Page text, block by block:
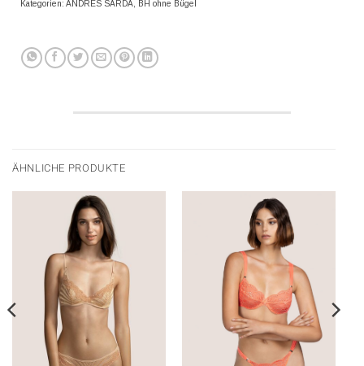
Kategorien: ANDRES SARDA BH ohne Bügel
ÄHNLICHE PRODUKTE